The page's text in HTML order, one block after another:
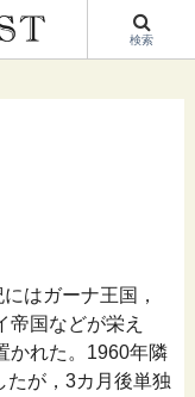
検索
はガーナ王国，
帝国などが栄え
かれた。1960年隣
たが，3カ月後単独